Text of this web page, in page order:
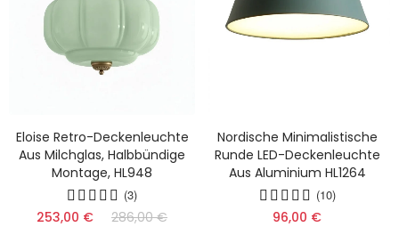
Eloise Retro-Deckenleuchte
Aus Milchglas, Halbbündige
Montage, HL948
(3)
253,00 € 286,00 €
Nordische Minimalistische
Runde LED-Deckenleuchte
Aus Aluminium HL1264
(10)
96,00 €